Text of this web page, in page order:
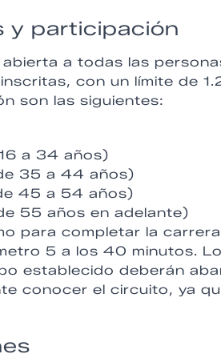
y participación
a todas las
con un límite de
son las siguientes:
a 34 años)
35 a 44 años)
45 a 54 años)
55 años en adelante)
para completar la
5 a los 40 minutos.
establecido deberán
conocer el circuito, ya